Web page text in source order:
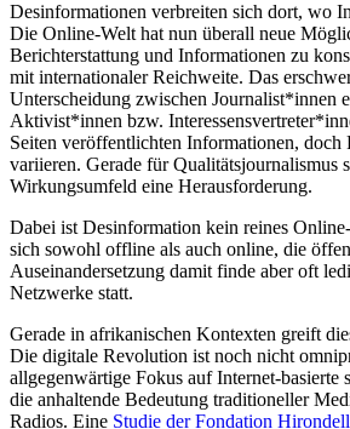
Desinformationen verbreiten sich dort, wo
Die Online-Welt hat nun überall neue
Berichterstattung und Informationen zu
mit internationaler Reichweite. Das
Unterscheidung zwischen Journalist*innen
Aktivist*innen bzw.
Seiten veröffentlichten Informationen, doch
variieren. Gerade für Qualitätsjournalismus
Wirkungsumfeld eine Herausforderung.
Dabei ist Desinformation kein reines
sich sowohl offline als auch online, die
Auseinandersetzung damit finde aber oft
Netzwerke statt.
Gerade in afrikanischen Kontexten greift
Die digitale Revolution ist noch nicht
allgegenwärtige Fokus auf Internet-basierte
die anhaltende Bedeutung traditioneller
Radios. Eine Studie der Fondation